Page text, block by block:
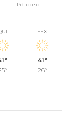
Pôr do sol
SEX
41°
26°